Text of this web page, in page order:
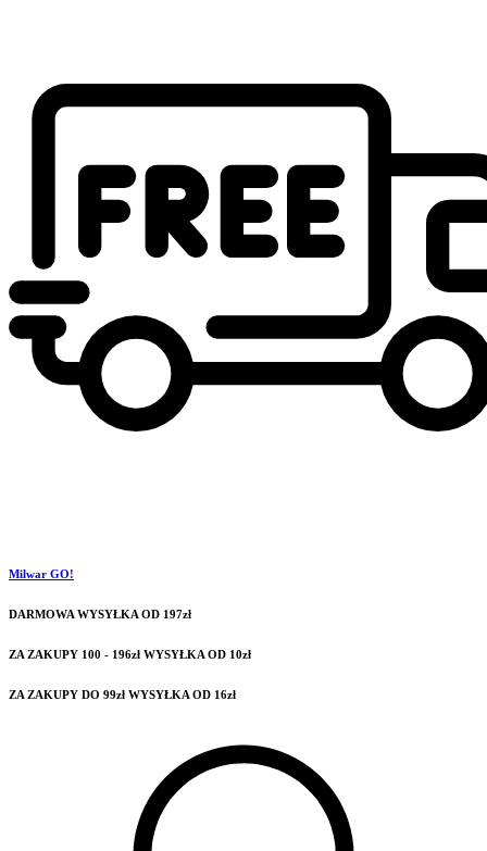
Milwar GO!
DARMOWA WYSYŁKA OD 197zł
ZA ZAKUPY 100 - 196zł WYSYŁKA OD 10zł
ZA ZAKUPY DO 99zł WYSYŁKA OD 16zł